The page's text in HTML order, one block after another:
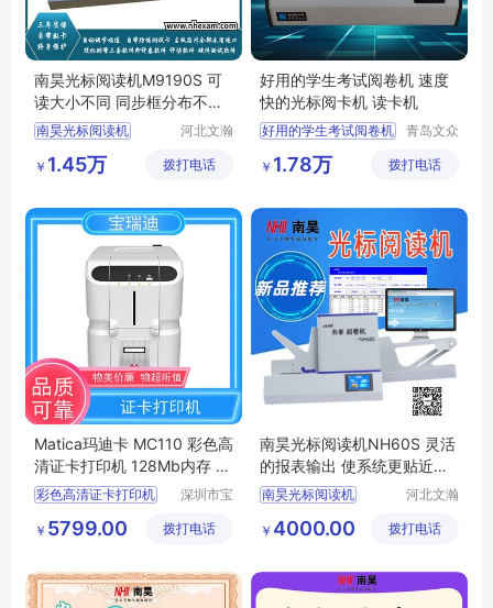
南昊光标阅读机M9190S 可
读大小不同 同步框分布不均
的卡
南昊光标阅读机
光标阅读机
有痕阅卷系统
河北文瀚
技发展有
￥ 1.45万 拨打电话
好用的学生考试阅卷机 速度
快的光标阅卡机 读卡机
好用的学生考试阅卷机
读卡机
青岛文众
有限公司
￥ 1.78万 拨打电话
Matica玛迪卡 MC110 彩色高
清证卡打印机 128Mb内存 多
种用途 按需选择
彩色高清证卡打印机
质保卡制卡机
多功能自助办证机
深圳市宝
有限公司
￥ 5799.00 拨打电话
南昊光标阅读机NH60S 灵活
的报表输出 使系统更贴近用
户的需求
南昊光标阅读机
答题卡读卡机
便携式阅卷机
河北文瀚
技发展有
￥ 4000.00 拨打电话